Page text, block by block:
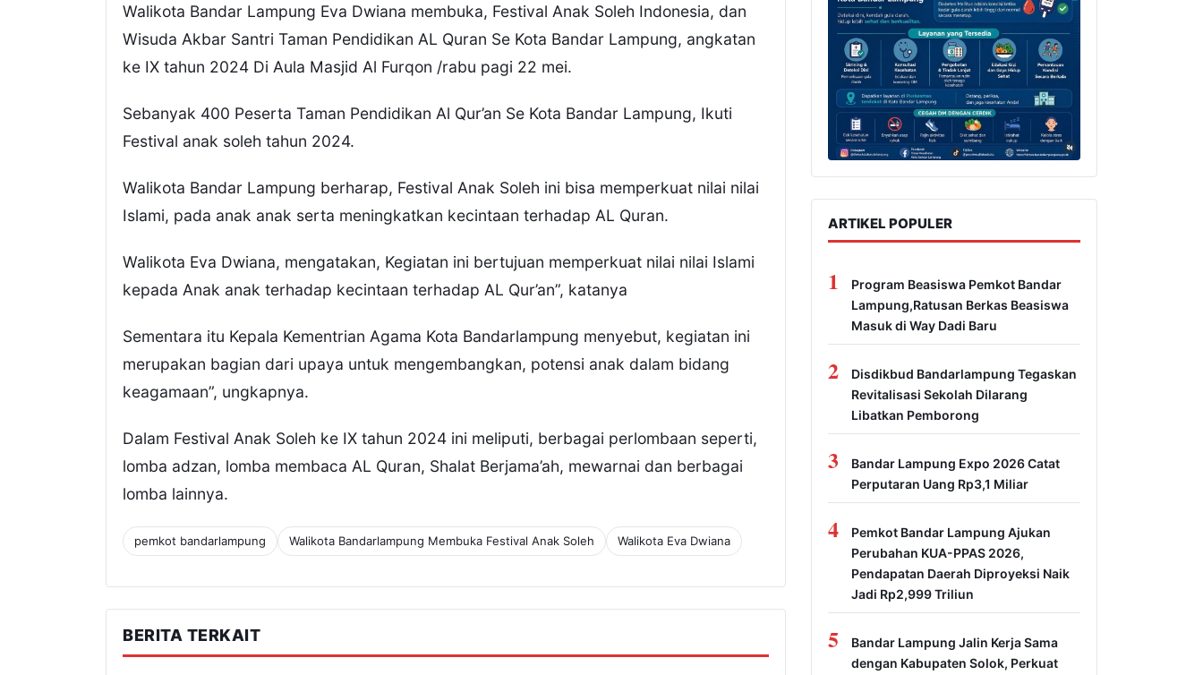
Walikota Bandar Lampung Eva Dwiana membuka, Festival Anak Soleh Indonesia, dan
Wisuda Akbar Santri Taman Pendidikan AL Quran Se Kota Bandar Lampung, angkatan
ke IX tahun 2024 Di Aula Masjid Al Furqon /rabu pagi 22 mei.
Sebanyak 400 Peserta Taman Pendidikan Al Qur’an Se Kota Bandar Lampung, Ikuti
Festival anak soleh tahun 2024.
Walikota Bandar Lampung berharap, Festival Anak Soleh ini bisa memperkuat nilai nilai
Islami, pada anak anak serta meningkatkan kecintaan terhadap AL Quran.
Walikota Eva Dwiana, mengatakan, Kegiatan ini bertujuan memperkuat nilai nilai Islami
kepada Anak anak terhadap kecintaan terhadap AL Qur’an”, katanya
Sementara itu Kepala Kementrian Agama Kota Bandarlampung menyebut, kegiatan ini
merupakan bagian dari upaya untuk mengembangkan, potensi anak dalam bidang
keagamaan”, ungkapnya.
Dalam Festival Anak Soleh ke IX tahun 2024 ini meliputi, berbagai perlombaan seperti,
lomba adzan, lomba membaca AL Quran, Shalat Berjama’ah, mewarnai dan berbagai
lomba lainnya.
pemkot bandarlampung Walikota Bandarlampung Membuka Festival Anak Soleh Walikota Eva Dwiana
BERITA TERKAIT
ARTIKEL POPULER
1
Program Beasiswa Pemkot Bandar
Lampung,Ratusan Berkas Beasiswa
Masuk di Way Dadi Baru
2
Disdikbud Bandarlampung Tegaskan
Revitalisasi Sekolah Dilarang
Libatkan Pemborong
3
Bandar Lampung Expo 2026 Catat
Perputaran Uang Rp3,1 Miliar
4
Pemkot Bandar Lampung Ajukan
Perubahan KUA-PPAS 2026,
Pendapatan Daerah Diproyeksi Naik
Jadi Rp2,999 Triliun
5
Bandar Lampung Jalin Kerja Sama
dengan Kabupaten Solok, Perkuat